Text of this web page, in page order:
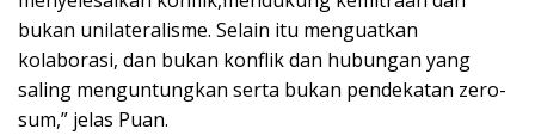
bukan unilateralisme. Selain itu menguatkan
kolaborasi, dan bukan konflik dan hubungan yang
saling menguntungkan serta bukan pendekatan zero-
sum,” jelas Puan.